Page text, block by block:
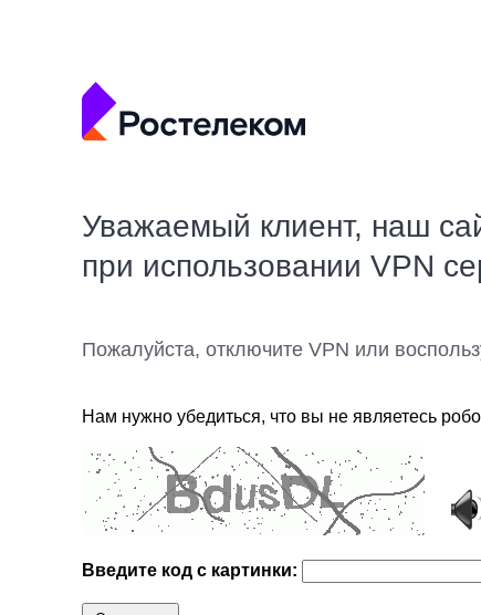
Уважаемый клиент, наш
при использовании VPN
Пожалуйста, отключите VPN или
Нам нужно убедиться, что вы не являетесь
Введите код с картинки: